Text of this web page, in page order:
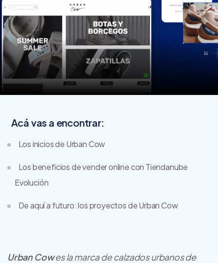
Acá vas a encontrar:
Los inicios de Urban Cow
Los beneficios de vender online con Tiendanube
Evolución
De aquí a futuro: los proyectos de Urban Cow
Urban Cowes la marca de calzados urbanos de